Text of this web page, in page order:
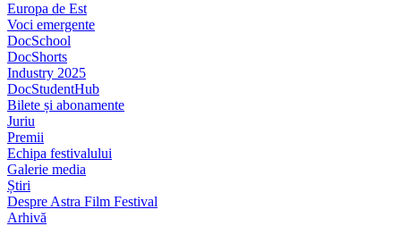
Europa de Est
Voci emergente
DocSchool
DocShorts
Industry 2025
DocStudentHub
Bilete și abonamente
Juriu
Premii
Echipa festivalului
Galerie media
Știri
Despre Astra Film Festival
Arhivă